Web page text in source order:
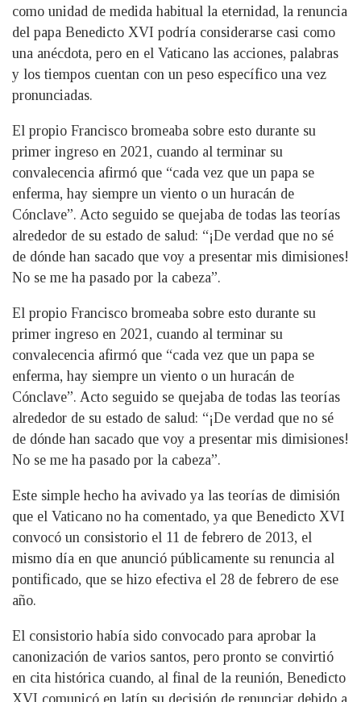
como unidad de medida habitual la eternidad, la renuncia
del papa Benedicto XVI podría considerarse casi como
una anécdota, pero en el Vaticano las acciones, palabras
y los tiempos cuentan con un peso específico una vez
pronunciadas.
El propio Francisco bromeaba sobre esto durante su
primer ingreso en 2021, cuando al terminar su
convalecencia afirmó que “cada vez que un papa se
enferma, hay siempre un viento o un huracán de
Cónclave”. Acto seguido se quejaba de todas las teorías
alrededor de su estado de salud: “¡De verdad que no sé
de dónde han sacado que voy a presentar mis dimisiones!
No se me ha pasado por la cabeza”.
El propio Francisco bromeaba sobre esto durante su
primer ingreso en 2021, cuando al terminar su
convalecencia afirmó que “cada vez que un papa se
enferma, hay siempre un viento o un huracán de
Cónclave”. Acto seguido se quejaba de todas las teorías
alrededor de su estado de salud: “¡De verdad que no sé
de dónde han sacado que voy a presentar mis dimisiones!
No se me ha pasado por la cabeza”.
Este simple hecho ha avivado ya las teorías de dimisión
que el Vaticano no ha comentado, ya que Benedicto XVI
convocó un consistorio el 11 de febrero de 2013, el
mismo día en que anunció públicamente su renuncia al
pontificado, que se hizo efectiva el 28 de febrero de ese
año.
El consistorio había sido convocado para aprobar la
canonización de varios santos, pero pronto se convirtió
en cita histórica cuando, al final de la reunión, Benedicto